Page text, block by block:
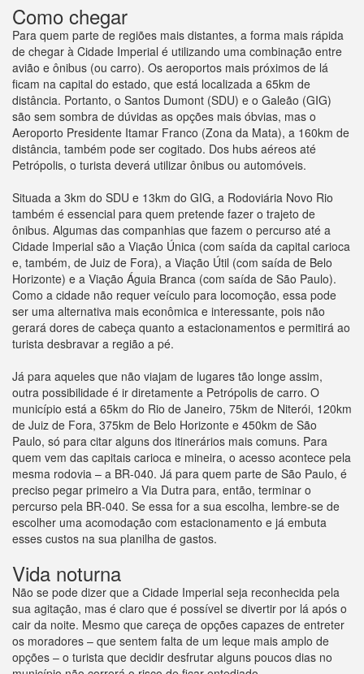
Como chegar
Para quem parte de regiões mais distantes, a forma mais rápida
de chegar à Cidade Imperial é utilizando uma combinação entre
avião e ônibus (ou carro). Os aeroportos mais próximos de lá
ficam na capital do estado, que está localizada a 65km de
distância. Portanto, o Santos Dumont (SDU) e o Galeão (GIG)
são sem sombra de dúvidas as opções mais óbvias, mas o
Aeroporto Presidente Itamar Franco (Zona da Mata), a 160km de
distância, também pode ser cogitado. Dos hubs aéreos até
Petrópolis, o turista deverá utilizar ônibus ou automóveis.
Situada a 3km do SDU e 13km do GIG, a Rodoviária Novo Rio
também é essencial para quem pretende fazer o trajeto de
ônibus. Algumas das companhias que fazem o percurso até a
Cidade Imperial são a Viação Única (com saída da capital carioca
e, também, de Juiz de Fora), a Viação Útil (com saída de Belo
Horizonte) e a Viação Águia Branca (com saída de São Paulo).
Como a cidade não requer veículo para locomoção, essa pode
ser uma alternativa mais econômica e interessante, pois não
gerará dores de cabeça quanto a estacionamentos e permitirá ao
turista desbravar a região a pé.
Já para aqueles que não viajam de lugares tão longe assim,
outra possibilidade é ir diretamente a Petrópolis de carro. O
município está a 65km do Rio de Janeiro, 75km de Niterói, 120km
de Juiz de Fora, 375km de Belo Horizonte e 450km de São
Paulo, só para citar alguns dos itinerários mais comuns. Para
quem vem das capitais carioca e mineira, o acesso acontece pela
mesma rodovia – a BR-040. Já para quem parte de São Paulo, é
preciso pegar primeiro a Via Dutra para, então, terminar o
percurso pela BR-040. Se essa for a sua escolha, lembre-se de
escolher uma acomodação com estacionamento e já embuta
esses custos na sua planilha de gastos.
Vida noturna
Não se pode dizer que a Cidade Imperial seja reconhecida pela
sua agitação, mas é claro que é possível se divertir por lá após o
cair da noite. Mesmo que careça de opções capazes de entreter
os moradores – que sentem falta de um leque mais amplo de
opções – o turista que decidir desfrutar alguns poucos dias no